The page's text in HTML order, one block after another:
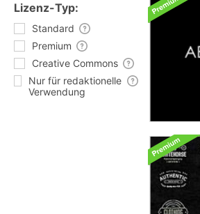
Lizenz-Typ:
Standard
Premium
Creative Commons
Nur für redaktionelle
Verwendung